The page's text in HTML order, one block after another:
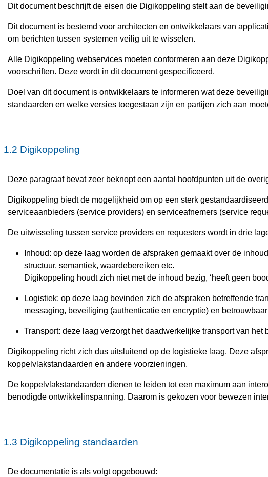
Dit document beschrijft de eisen die Digikoppeling stelt aan de
Dit document is bestemd voor architecten en ontwikkelaars van
om berichten tussen systemen veilig uit te wisselen.
Alle Digikoppeling webservices moeten conformeren aan deze
voorschriften. Deze wordt in dit document gespecificeerd.
Doel van dit document is ontwikkelaars te informeren wat deze
standaarden en welke versies toegestaan zijn en partijen zich aan
1.2 Digikoppeling
Deze paragraaf bevat zeer beknopt een aantal hoofdpunten uit de
Digikoppeling biedt de mogelijkheid om op een sterk
serviceaanbieders (service providers) en serviceafnemers (service
De uitwisseling tussen service providers en requesters wordt in drie
Inhoud: op deze laag worden de afspraken gemaakt over de
structuur, semantiek, waardebereiken etc.
Digikoppeling houdt zich niet met de inhoud bezig, ‘heeft geen
Logistiek: op deze laag bevinden zich de afspraken betreffende
messaging, beveiliging (authenticatie en encryptie) en
Transport: deze laag verzorgt het daadwerkelijke transport van het
Digikoppeling richt zich dus uitsluitend op de logistieke laag. Deze
koppelvlakstandaarden en andere voorzieningen.
De koppelvlakstandaarden dienen te leiden tot een maximum aan
benodigde ontwikkelinspanning. Daarom is gekozen voor bewezen
1.3 Digikoppeling standaarden
De documentatie is als volgt opgebouwd: